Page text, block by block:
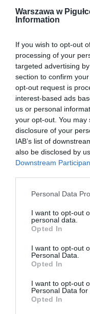
Warszawa w
Information
If you wish to opt-out
processing of your
targeted advertising
section to confirm
opt-out request is
interest-based ads
us or personal
your opt-out. You
disclosure of your
IAB’s list of
also be disclosed by
Downstream
Personal Data
I want to opt-out
personal data.
Opted In
I want to opt-out
Personal Data.
Opted In
I want to opt-out
Personal Data for
Opted In